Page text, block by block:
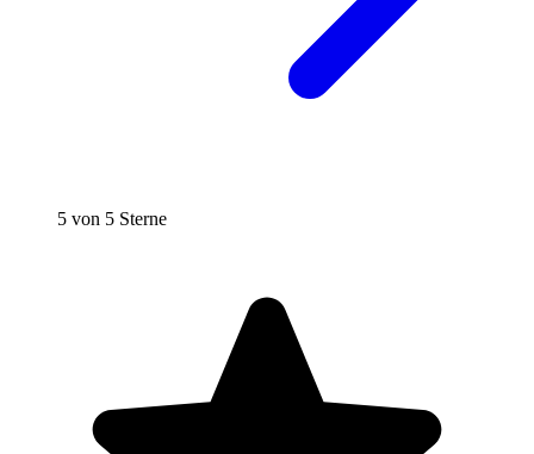
5 von 5 Sterne